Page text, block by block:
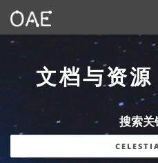
文档与资
搜索关